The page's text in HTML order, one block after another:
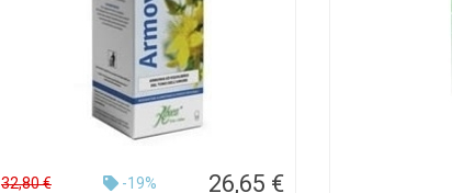
32,80 € -19% 26,65 €